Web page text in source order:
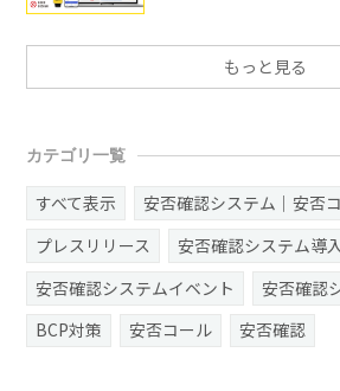
もっと見る
カテゴリ一覧
すべて表示
安否確認システム｜安否
プレスリリース
安否確認システム導
安否確認システムイベント
安否確認
BCP対策
安否コール 安否確認